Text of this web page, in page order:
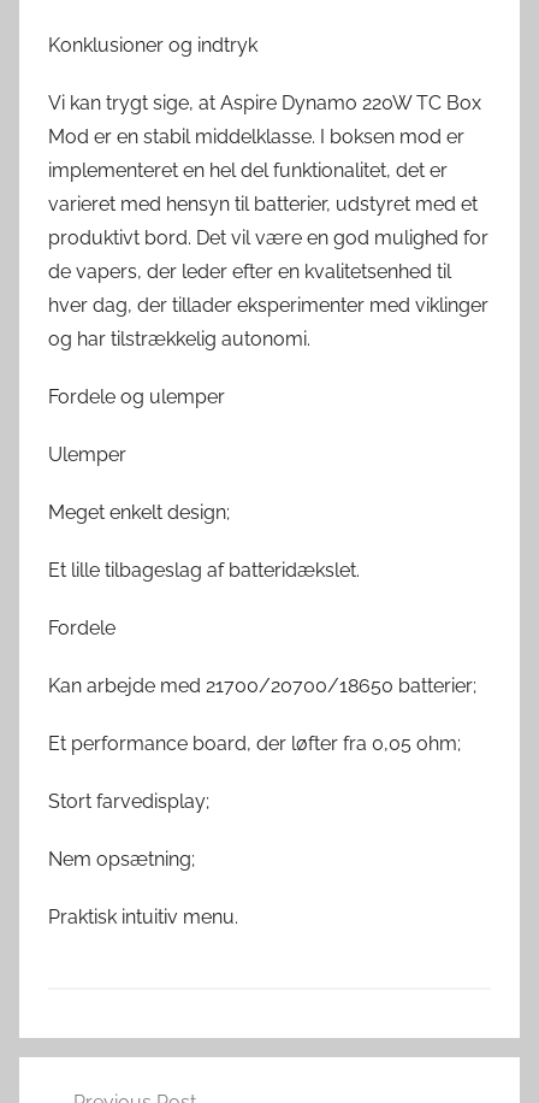
Konklusioner og indtryk
Vi kan trygt sige, at Aspire Dynamo 220W TC Box
Mod er en stabil middelklasse. I boksen mod er
implementeret en hel del funktionalitet, det er
varieret med hensyn til batterier, udstyret med et
produktivt bord. Det vil være en god mulighed for
de vapers, der leder efter en kvalitetsenhed til
hver dag, der tillader eksperimenter med viklinger
og har tilstrækkelig autonomi.
Fordele og ulemper
Ulemper
Meget enkelt design;
Et lille tilbageslag af batteridækslet.
Fordele
Kan arbejde med 21700/20700/18650 batterier;
Et performance board, der løfter fra 0,05 ohm;
Stort farvedisplay;
Nem opsætning;
Praktisk intuitiv menu.
E